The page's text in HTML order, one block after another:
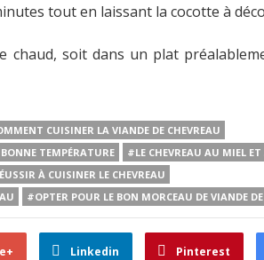
tout en laissant la cocotte à
chaud, soit dans un plat
CUISINER LA VIANDE DE CHEVREAU
TEMPÉRATURE
#LE CHEVREAU AU MIEL
À CUISINER LE CHEVREAU
#OPTER POUR LE BON MORCEAU DE VIANDE
Linkedin Pinterest